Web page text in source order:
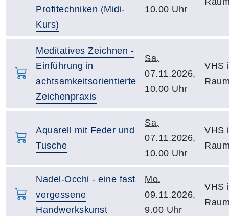
Profitechniken (Midi-
Kurs)
10.00 Uhr
Meditatives Zeichnen -
Einführung in
achtsamkeitsorientierte
Zeichenpraxis
Sa.
07.11.2026,
10.00 Uhr
VHS
Aquarell mit Feder und
Tusche
Sa.
07.11.2026,
10.00 Uhr
VHS
Nadel-Occhi - eine fast
vergessene
Handwerkskunst
Mo.
09.11.2026,
9.00 Uhr
VHS